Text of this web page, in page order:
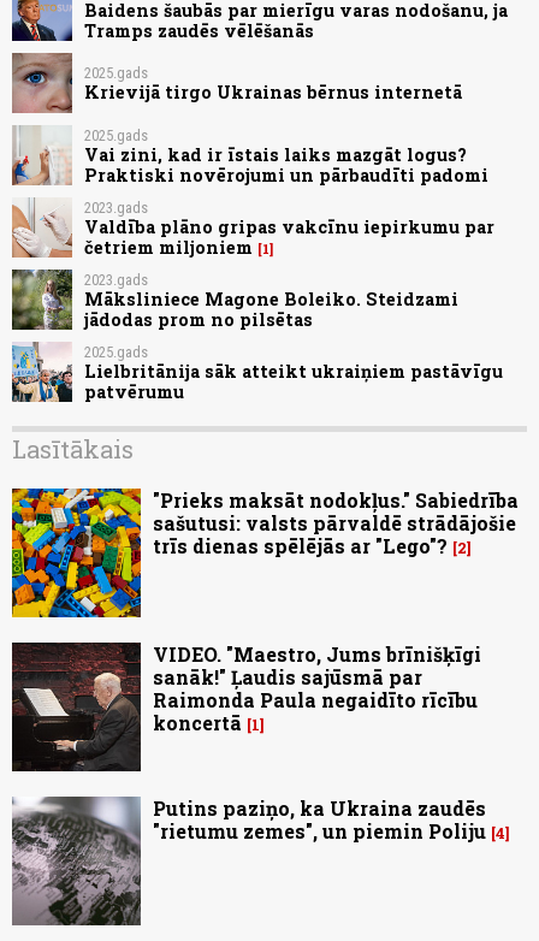
Baidens šaubās par mierīgu varas nodošanu, ja
Tramps zaudēs vēlēšanās
2025.gads
Krievijā tirgo Ukrainas bērnus internetā
2025.gads
Vai zini, kad ir īstais laiks mazgāt logus?
Praktiski novērojumi un pārbaudīti padomi
2023.gads
Valdība plāno gripas vakcīnu iepirkumu par
četriem miljoniem
1
2023.gads
Māksliniece Magone Boleiko. Steidzami
jādodas prom no pilsētas
2025.gads
Lielbritānija sāk atteikt ukraiņiem pastāvīgu
patvērumu
Lasītākais
"Prieks maksāt nodokļus." Sabiedrība
sašutusi: valsts pārvaldē strādājošie
trīs dienas spēlējās ar "Lego"?
2
VIDEO. "Maestro, Jums brīnišķīgi
sanāk!" Ļaudis sajūsmā par
Raimonda Paula negaidīto rīcību
koncertā
1
Putins paziņo, ka Ukraina zaudēs
"rietumu zemes", un piemin Poliju 4